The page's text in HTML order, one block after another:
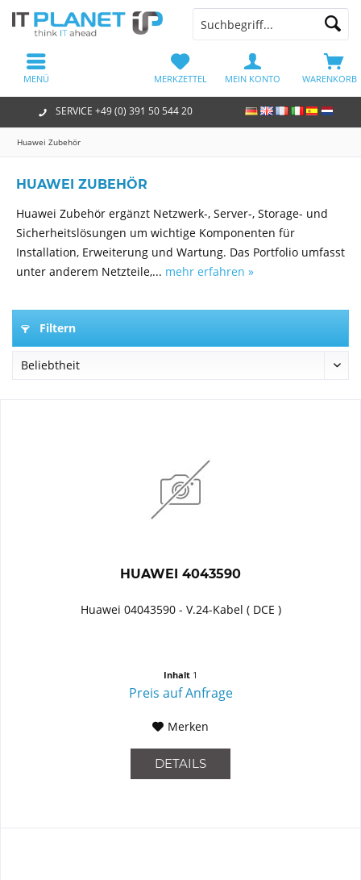
SERVICE +49 (0) 391 50 544 20
WARENKORB
MERKZETTEL MEIN KONTO
MENÜ
Huawei Zubehör
HUAWEI ZUBEHÖR
Huawei Zubehör ergänzt Netzwerk-, Server-, Storage- und
Sicherheitslösungen um wichtige Komponenten für
Installation, Erweiterung und Wartung. Das Portfolio umfasst
unter anderem Netzteile,... mehr erfahren »
Filtern
HUAWEI 4043590
Huawei 04043590 - V.24-Kabel ( DCE )
Inhalt 1
Preis auf Anfrage
Merken
DETAILS